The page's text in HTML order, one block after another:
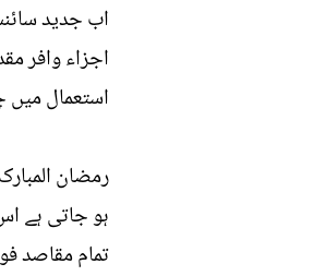
اب جدید
اجزاء وافر
استعمال میں
رمضان
ہو جاتی ہے
تمام مقاصد